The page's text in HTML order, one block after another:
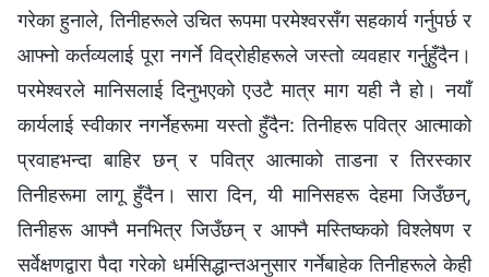
गरेका हुनाले, तिनीहरूले उचित रूपमा परमेश्‍वरसँग सहकार्य गर्नुपर्छ र
आफ्‍नो कर्तव्यलाई पूरा नगर्ने विद्रोहीहरूले जस्तो व्यवहार गर्नुहुँदैन।
परमेश्‍वरले मानिसलाई दिनुभएको एउटै मात्र माग यही नै हो। नयाँ
कार्यलाई स्वीकार नगर्नेहरूमा यस्तो हुँदैन: तिनीहरू पवित्र आत्माको
प्रवाहभन्दा बाहिर छन् र पवित्र आत्माको ताडना र तिरस्कार
तिनीहरूमा लागू हुँदैन। सारा दिन, यी मानिसहरू देहमा जिउँछन्,
तिनीहरू आफ्‍नै मनभित्र जिउँछन् र आफ्‍नै मस्तिष्कको विश्‍लेषण र
सर्वेक्षणद्वारा पैदा गरेको धर्मसिद्धान्तअनुसार गर्नेबाहेक तिनीहरूले केही